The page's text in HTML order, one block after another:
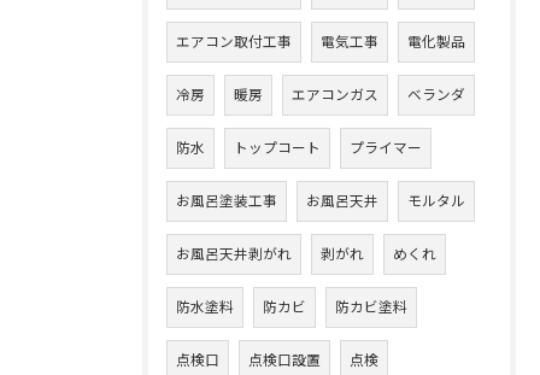
エアコン取付工事 電気工事 電化製品
冷房 暖房 エアコンガス ベランダ
防水 トップコート プライマー
お風呂塗装工事 お風呂天井 モルタル
お風呂天井剥がれ 剥がれ めくれ
防水塗料 防カビ 防カビ塗料
点検口 点検口設置 点検